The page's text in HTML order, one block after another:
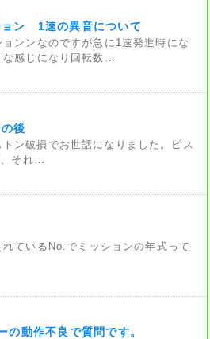
ョン 1速の異音について
ンンなのですが急に1速発進時にな
感じになり回転数…
後
ン破損でお世話になりました。ピス
それ…
ているNo.でミッションの年式って
動作不良で質問です。